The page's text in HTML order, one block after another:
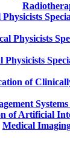
Physicists
Physicists
Physicists
of
of Artificial
Medical